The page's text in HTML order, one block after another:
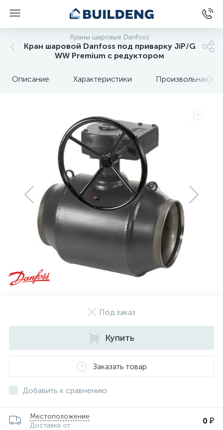
Краны шаровые Danfoss
Кран шаровой Danfoss под приварку JiP/G
WW Premium с редуктором
Описание Характеристики Произвольная
Под заказ
Купить
Заказать товар
Добавить к сравнению
Местоположение
Доставка от
0 ₽